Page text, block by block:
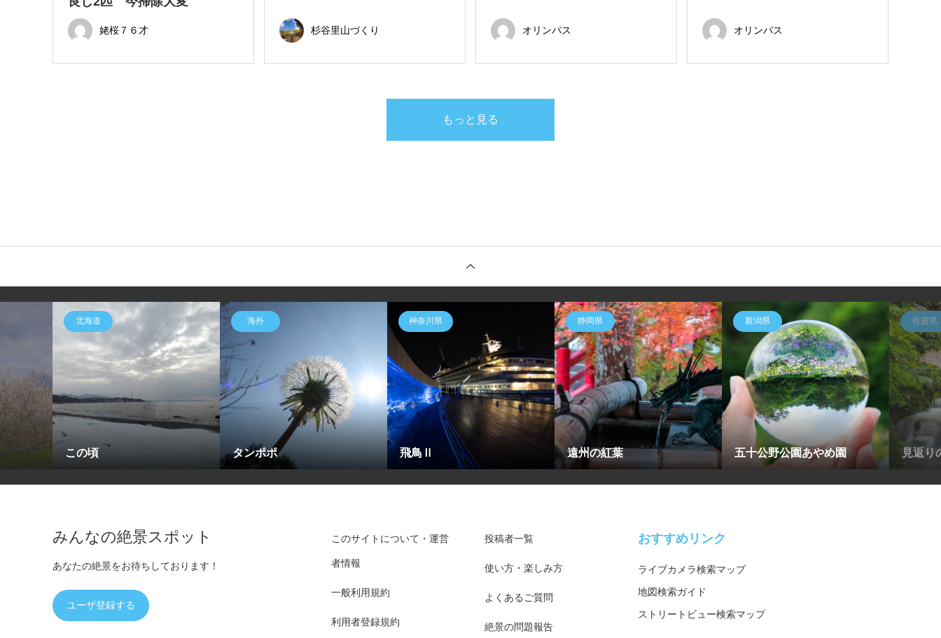
姥桜７６才 杉谷里山づくり オリンパス オリンパス
もっと見る
北海道
この頃
海外
タンポポ
神奈川県
飛鳥Ⅱ
静岡県
遠州の紅葉
新潟県
五十公野公園あやめ園
佐賀県
見返り
みんなの絶景スポット
あなたの絶景をお待ちしております！
ユーザ登録する
このサイトについて・運営
者情報
一般利用規約
利用者登録規約
投稿者一覧
使い方・楽しみ方
よくあるご質問
絶景の問題報告
おすすめリンク
ライブカメラ検索マップ
地図検索ガイド
ストリートビュー検索マップ